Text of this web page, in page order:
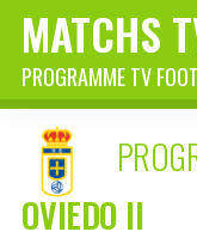
MATCHS
PROGRAMME TV FOOT
OVIEDO II